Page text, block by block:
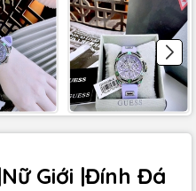
Giới |Đính Đá